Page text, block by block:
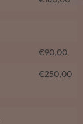
€90,00
€250,00